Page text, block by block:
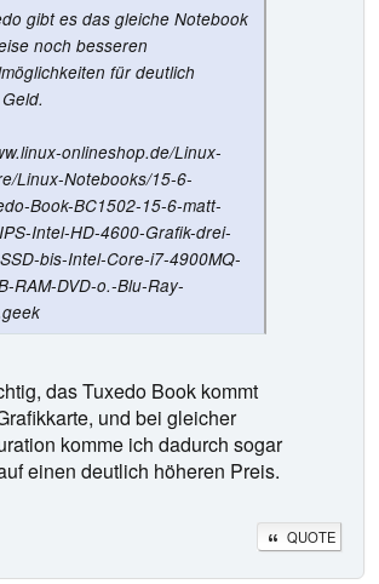
gibt es das gleiche Notebook
noch besseren
für deutlich
onlineshop.de/Linux-
Linux-Notebooks/15-6-
Book-BC1502-15-6-matt-
Intel-HD-4600-Grafik-drei-
bis-Intel-Core-i7-4900MQ-
RAM-DVD-o.-Blu-Ray-
das Tuxedo Book kommt
und bei gleicher
komme ich dadurch sogar
einen deutlich höheren Preis.
QUOTE